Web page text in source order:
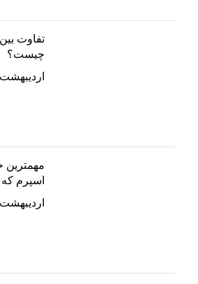
تفاوت
چیست؟
اردیبهشت 15, 1404
مهمترین
اسپرم که
اردیبهشت 8, 1404